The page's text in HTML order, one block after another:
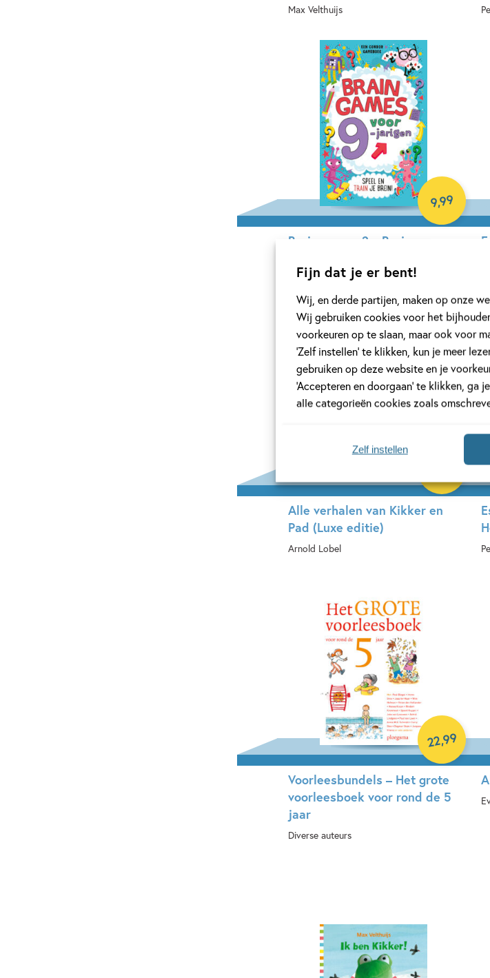
Fijn dat je er bent!
Wij, en derde partijen, maken op onze
Wij gebruiken cookies voor het
voorkeuren op te slaan, maar ook voor
‘Zelf instellen’ te klikken, kun je meer
gebruiken op deze website en je
‘Accepteren en doorgaan’ te klikken, ga
alle categorieën cookies zoals
Zelf instellen
Max Velthuijs
Hardcover
Brain games 2 – Brain games
Gareth Moore
9,99
Paperback
Alle verhalen van Kikker en
Pad (Luxe editie)
Arnold Lobel
Voorleesbundels – Het grote
voorleesboek voor rond de 5
jaar
Diverse auteurs
22,99